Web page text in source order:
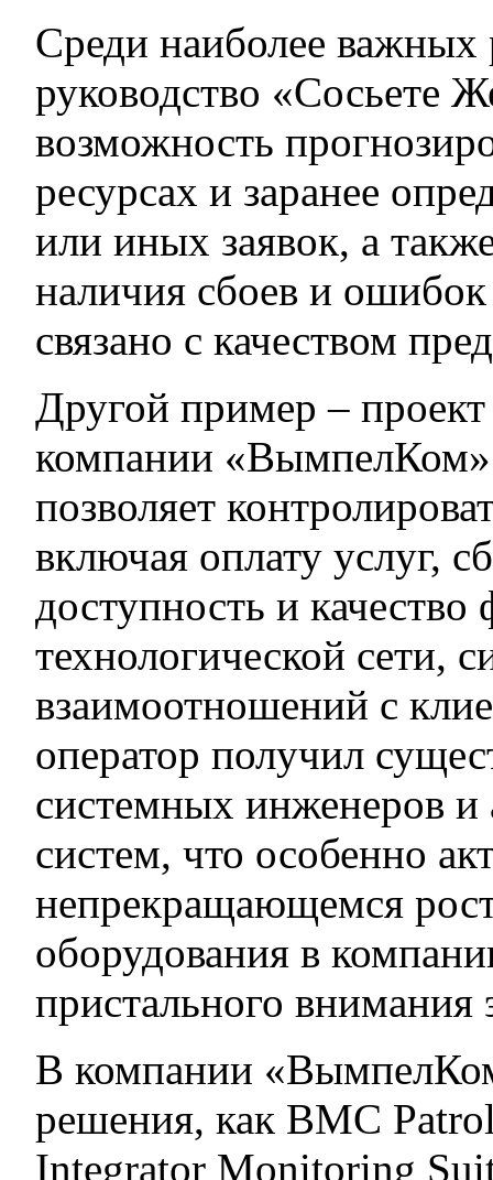
Среди наиболее важных
руководство «Сосьете
возможность
ресурсах и заранее
или иных заявок, а
наличия сбоев и
связано с качеством
Другой пример –
компании
позволяет
включая оплату услуг,
доступность и
технологической сети,
взаимоотношений с
оператор получил
системных инженеров
систем, что особенно
непрекращающемся
оборудования в
пристального внимания
В компании
решения, как BMC
Integrator Monitoring